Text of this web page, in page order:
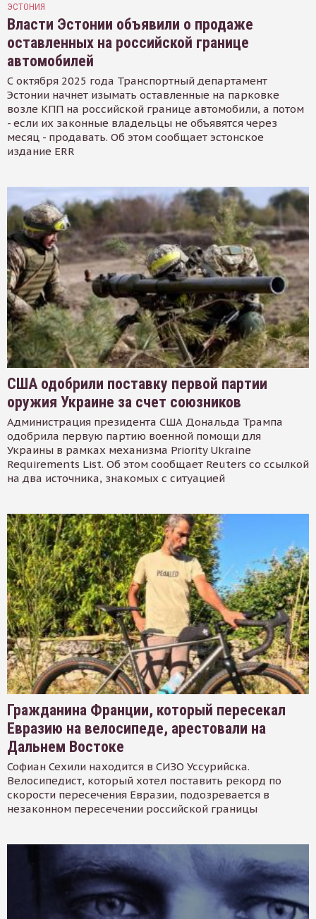
ЭСТОНИЯ
Власти Эстонии объявили о продаже
оставленных на российской границе
автомобилей
С октября 2025 года Транспортный департамент
Эстонии начнет изымать оставленные на парковке
возле КПП на российской границе автомобили, а потом
- если их законные владельцы не объявятся через
месяц - продавать. Об этом сообщает эстонское
издание ERR
США одобрили поставку первой партии
оружия Украине за счет союзников
Администрация президента США Дональда Трампа
одобрила первую партию военной помощи для
Украины в рамках механизма Priority Ukraine
Requirements List. Об этом сообщает Reuters со ссылкой
на два источника, знакомых с ситуацией
Гражданина Франции, который пересекал
Евразию на велосипеде, арестовали на
Дальнем Востоке
Софиан Сехили находится в СИЗО Уссурийска.
Велосипедист, который хотел поставить рекорд по
скорости пересечения Евразии, подозревается в
незаконном пересечении российской границы